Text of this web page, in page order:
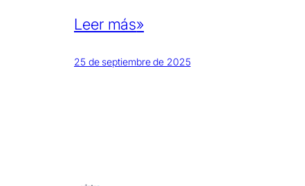
Leer más»
25 de septiembre de 2025